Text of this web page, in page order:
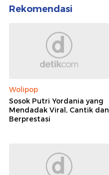
Rekomendasi
Wolipop
Sosok Putri Yordania yang
Mendadak Viral, Cantik dan
Berprestasi